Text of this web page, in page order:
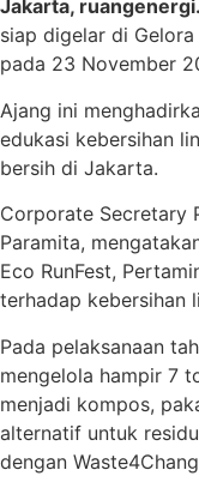
Jakarta,
siap digelar di
pada 23 November
Ajang ini
edukasi kebersihan
bersih di Jakarta.
Corporate Secretary
Paramita,
Eco RunFest,
terhadap kebersihan
Pada pelaksanaan
mengelola hampir 7
menjadi kompos,
alternatif untuk
dengan